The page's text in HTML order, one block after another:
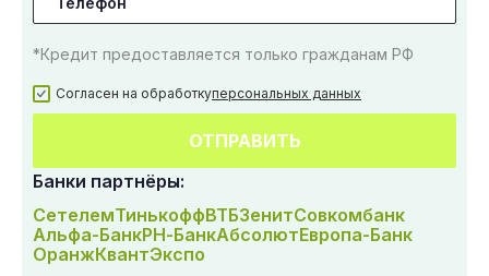
*Кредит предоставляется только гражданам РФ
Согласен на обработкуперсональных данных
ОТПРАВИТЬ
Банки партнёры:
СетелемТинькоффВТБЗенитСовкомбанк
Альфа-БанкРН-БанкАбсолютЕвропа-Банк
ОранжКвантЭкспо